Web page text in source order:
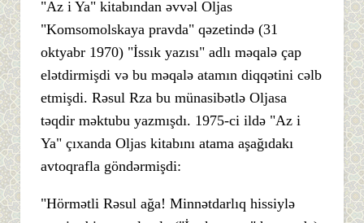
"Az i Ya" kitabından əvvəl Oljas
"Komsomolskaya pravda" qəzetində (31
oktyabr 1970) "İssık yazısı" adlı məqalə çap
elətdirmişdi və bu məqalə atamın diqqətini cəlb
etmişdi. Rəsul Rza bu münasibətlə Oljasa
təqdir məktubu yazmışdı. 1975-ci ildə "Az i
Ya" çıxanda Oljas kitabını atama aşağıdakı
avtoqrafla göndərmişdi:
"Hörmətli Rəsul ağa! Minnətdarlıq hissiylə